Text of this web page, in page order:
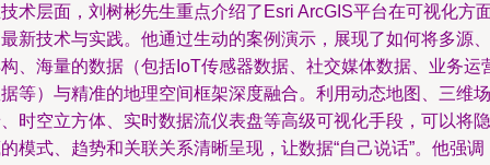
术层面，刘树彬先生重点介绍了Esri ArcGIS平台在可视化方
新技术与实践。他通过生动的案例演示，展现了如何将多源、
、海量的数据（包括IoT传感器数据、社交媒体数据、业务运
等）与精准的地理空间框架深度融合。利用动态地图、三维场
时空立方体、实时数据流仪表盘等高级可视化手段，可以将隐
模式、趋势和关联关系清晰呈现，让数据“自己说话”。他强调